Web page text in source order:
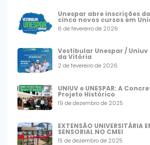
Unespar abre inscrições
cinco novos cursos em
6 de fevereiro de 2026
Vestibular Unespar / Uniuv
da Vitória
2 de fevereiro de 2026
UNIUV e UNESPAR: A
Projeto Histórico
19 de dezembro de 2025
EXTENSÃO UNIVERSITÁRIA
SENSORIAL NO CMEI
15 de dezembro de 2025